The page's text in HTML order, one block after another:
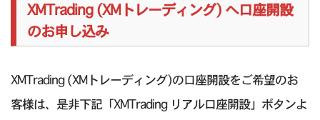
XMTrading (XMトレーディング) へ口座開設
のお申し込み
XMTrading (XMトレーディング)の口座開設をご希望のお
客様は、是非下記「XMTrading リアル口座開設」ボタンよ